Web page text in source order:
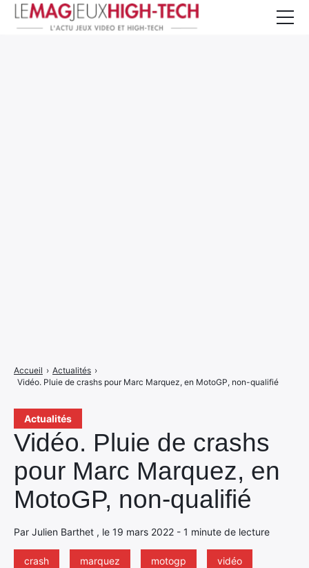
Actualités
Vidéo. Pluie de crashs
pour Marc Marquez, en
MotoGP, non-qualifié
Par Julien Barthet , le 19 mars 2022 - 1 minute de lecture
crash marquez motogp vidéo
Accueil › Actualités ›
Vidéo. Pluie de crashs pour Marc Marquez, en MotoGP, non-qualifié